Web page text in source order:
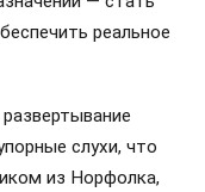
реальное
слухи, что
из Норфолка,